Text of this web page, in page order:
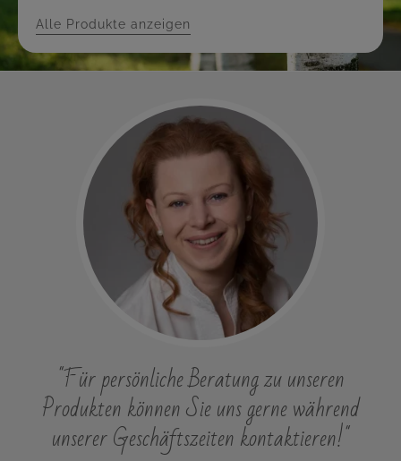
Alle Produkte anzeigen
"Für persönliche Beratung zu unseren
Produkten können Sie uns gerne während
unserer Geschäftszeiten kontaktieren!"